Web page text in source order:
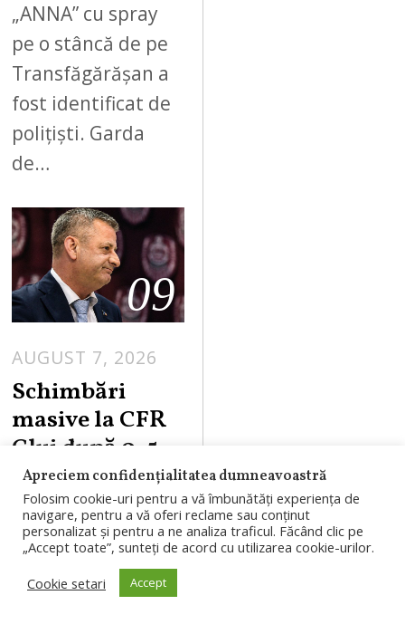
„ANNA” cu spray
pe o stâncă de pe
Transfăgărășan a
fost identificat de
polițiști. Garda
de…
09
AUGUST 7, 2026
Schimbări
masive la CFR
Cluj după 0-5
cu Tromso.
Folha pleacă,
iar trei jucători
ar fi fost puși pe
liber
Apreciem confidențialitatea dumneavoastră
Folosim cookie-uri pentru a vă îmbunătăți experiența de
navigare, pentru a vă oferi reclame sau conținut
personalizat și pentru a ne analiza traficul. Făcând clic pe
„Accept toate”, sunteți de acord cu utilizarea cookie-urilor.
Cookie setari
Accept